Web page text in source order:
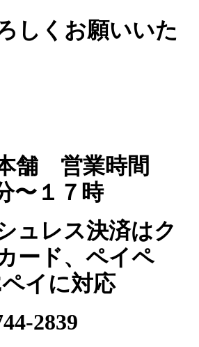
しくお願いいた
舗 営業時間
〜１７時
ュレス決済はク
ード、ペイペ
イに対応
2839